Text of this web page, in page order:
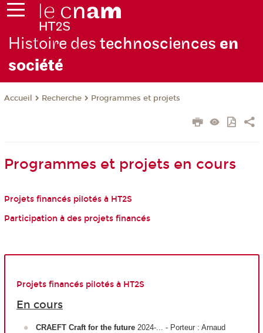
Histoire des technosciences en
société
Accueil Recherche Programmes et projets
Programmes et projets en cours
Projets financés pilotés à HT2S
Participation à des projets financés
Projets financés pilotés à HT2S
En cours
CRAEFT Craft for the future 2024-... - Porteur : Arnaud